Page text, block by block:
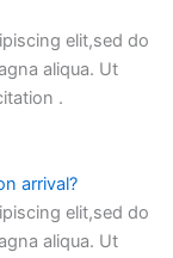
elit,sed do
aliqua. Ut
.
arrival?
elit,sed do
aliqua. Ut